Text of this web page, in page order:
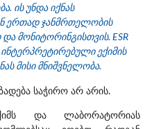
ის უნდა იქნას
ერთად ჯანმრთელობის
მონიტორინგისთვის. ESR
ექიმის
მისი მნიშვნელობა.
საჭირო არ არის.
და ლაბორატორიას